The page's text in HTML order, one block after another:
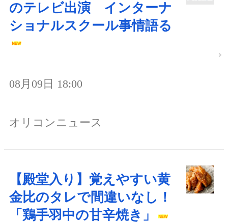
のテレビ出演 インターナ
ショナルスクール事情語る
08月09日 18:00
オリコンニュース
【殿堂入り】覚えやすい黄
金比のタレで間違いなし！
「鶏手羽中の甘辛焼き」